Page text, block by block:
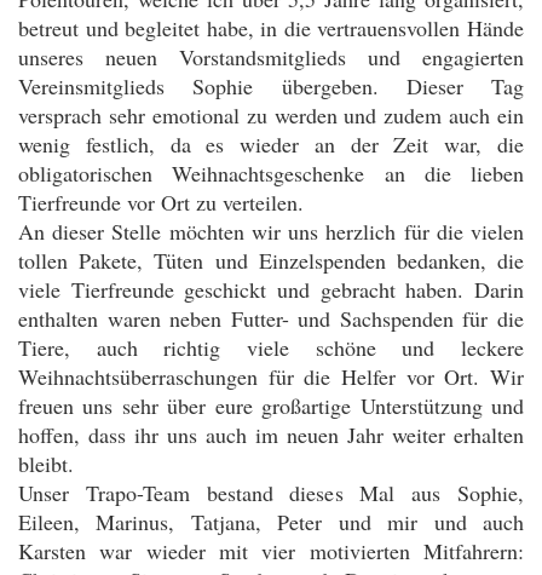
betreut und begleitet habe, in die vertrauensvollen Hände
unseres neuen Vorstandsmitglieds und engagierten
Vereinsmitglieds Sophie übergeben. Dieser Tag
versprach sehr emotional zu werden und zudem auch ein
wenig festlich, da es wieder an der Zeit war, die
obligatorischen Weihnachtsgeschenke an die lieben
Tierfreunde vor Ort zu verteilen.
An dieser Stelle möchten wir uns herzlich für die vielen
tollen Pakete, Tüten und Einzelspenden bedanken, die
viele Tierfreunde geschickt und gebracht haben. Darin
enthalten waren neben Futter- und Sachspenden für die
Tiere, auch richtig viele schöne und leckere
Weihnachtsüberraschungen für die Helfer vor Ort. Wir
freuen uns sehr über eure großartige Unterstützung und
hoffen, dass ihr uns auch im neuen Jahr weiter erhalten
bleibt.
Unser Trapo-Team bestand dieses Mal aus Sophie,
Eileen, Marinus, Tatjana, Peter und mir und auch
Karsten war wieder mit vier motivierten Mitfahrern: